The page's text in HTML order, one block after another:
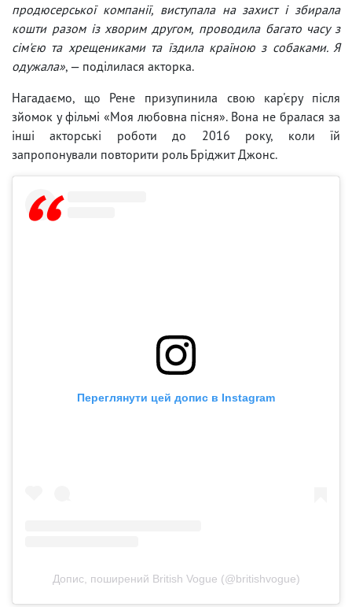
продюсерської компанії, виступала на захист і збирала
кошти разом із хворим другом, проводила багато часу з
сім'єю та хрещениками та їздила країною з собаками. Я
одужала», — поділилася акторка.
Нагадаємо, що Рене призупинила свою кар'єру після
зйомок у фільмі «Моя любовна пісня». Вона не бралася за
інші акторські роботи до 2016 року, коли їй
запропонували повторити роль Бріджит Джонс.
Переглянути цей допис в Instagram
Допис, поширений British Vogue (@britishvogue)